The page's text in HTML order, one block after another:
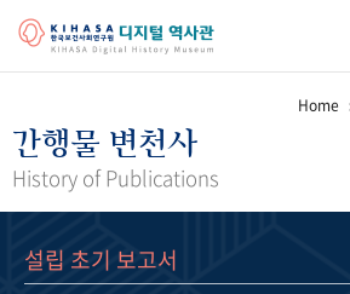
걸어온 길 기관 변천사
정책과 연구 키워드로 보는 연구 역사
Home
간행물 변천사
History of Publications
설립 초기 보고서